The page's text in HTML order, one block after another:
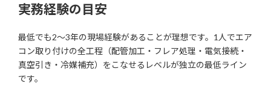
実務経験の目安
最低でも2〜3年の現場経験があることが理想です。1人でエア
コン取り付けの全工程（配管加工・フレア処理・電気接続・
真空引き・冷媒補充）をこなせるレベルが独立の最低ライン
です。